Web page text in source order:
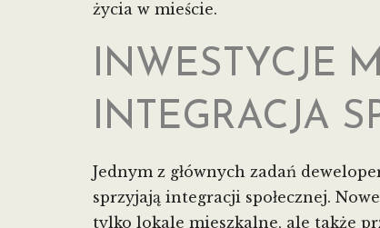
życia w mieście.
INWESTYCJE
INTEGRACJA
Jednym z głównych zadań
sprzyjają integracji społecznej.
tylko lokale mieszkalne, ale także